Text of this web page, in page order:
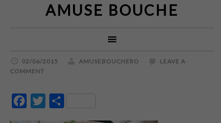
AMUSE BOUCHE
02/06/2015 AMUSEBOUCHERO
LEAVE A
COMMENT
FacebookTwitter